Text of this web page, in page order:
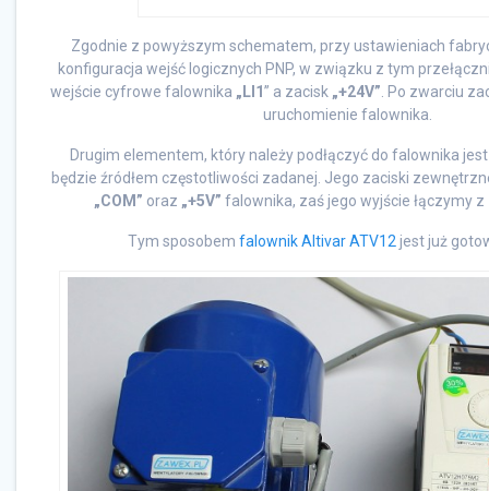
Zgodnie z powyższym schematem, przy ustawieniach
konfiguracja wejść logicznych PNP, w związku z tym
wejście cyfrowe falownika „LI1” a zacisk „+24V”. Po zwarciu
uruchomienie falownika.
Drugim elementem, który należy podłączyć do falownika
będzie źródłem częstotliwości zadanej. Jego zaciski
„COM” oraz „+5V” falownika, zaś jego wyjście łączymy
Tym sposobem falownik Altivar ATV12jest już